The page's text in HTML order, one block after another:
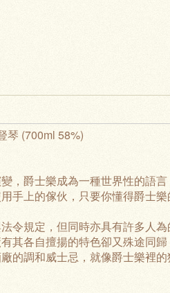
琴 (700ml 58%)
，爵士樂成為一種世界性的語
手上的傢伙，只要你懂得爵士
令規定，但同時亦具有許多人
其各自擅揚的特色卻又殊途同
的調和威士忌，就像爵士樂裡